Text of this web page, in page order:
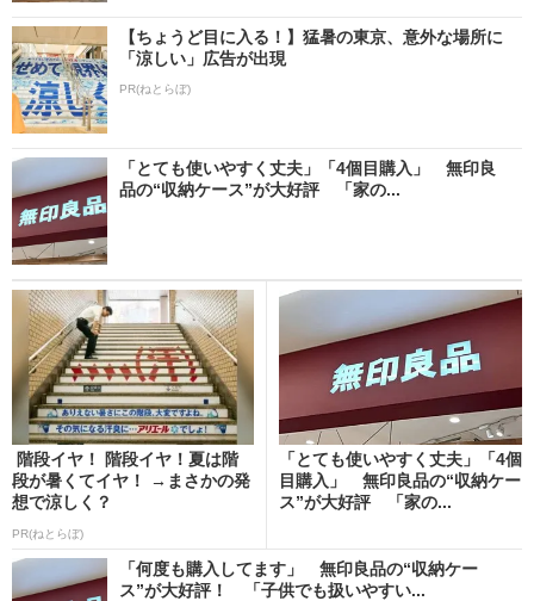
【ちょうど目に入る！】猛暑の東京、意外な場所に
「涼しい」広告が出現
PR(ねとらぼ)
「とても使いやすく丈夫」「4個目購入」 無印良
品の“収納ケース”が大好評 「家の...
階段イヤ！ 階段イヤ！夏は階
段が暑くてイヤ！ →まさかの発
想で涼しく？
PR(ねとらぼ)
「とても使いやすく丈夫」「4個
目購入」 無印良品の“収納ケー
ス”が大好評 「家の...
「何度も購入してます」 無印良品の“収納ケー
ス”が大好評！ 「子供でも扱いやすい...